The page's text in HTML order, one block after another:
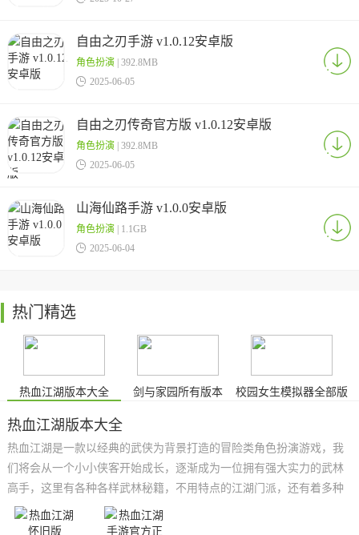
自由之刃手游 v1.0.12安卓版
角色扮演| 392.8MB
 2025-06-05
自由之刃传奇官方版 v1.0.12安卓版
角色扮演| 392.8MB
 2025-06-05
山海仙路手游 v1.0.0安卓版
角色扮演| 1.1GB
 2025-06-04
热门精选
热血江湖版本大全 剑与家园所有版本
校园女生模拟器全部版
热血江湖版本大全
热血江湖是一款以经典的武侠为背景打造的冒险类角色扮演游戏，我
们将会从一个小小侠客开始成长，逐渐成为一位拥有强大实力的武林
高手，这里有各种各样武林秘籍，不用特点的江湖门派，还有着多种
不同玩法的职业，我们可以在这里学习神功，参加门派大比，江湖游
历等，拥有一个全新的武侠人生。小编为大家带来了热血江湖版本大